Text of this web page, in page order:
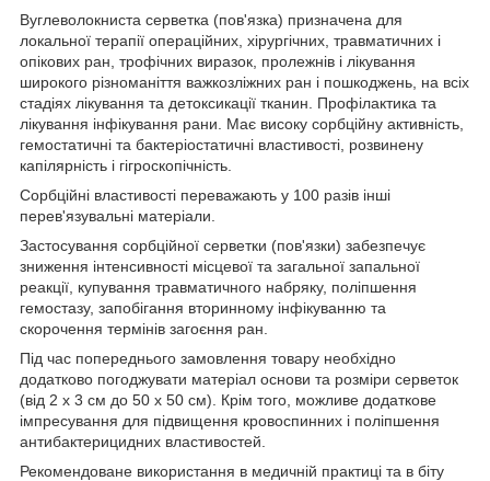
Вуглеволокниста серветка (пов'язка) призначена для
локальної терапії операційних, хірургічних, травматичних і
опікових ран, трофічних виразок, пролежнів і лікування
широкого різноманіття важкозліжних ран і пошкоджень, на всіх
стадіях лікування та детоксикації тканин. Профілактика та
лікування інфікування рани. Має високу сорбційну активність,
гемостатичні та бактеріостатичні властивості, розвинену
капілярність і гігроскопічність.
Сорбційні властивості переважають у 100 разів інші
перев'язувальні матеріали.
Застосування сорбційної серветки (пов'язки) забезпечує
зниження інтенсивності місцевої та загальної запальної
реакції, купування травматичного набряку, поліпшення
гемостазу, запобігання вторинному інфікуванню та
скорочення термінів загоєння ран.
Під час попереднього замовлення товару необхідно
додатково погоджувати матеріал основи та розміри серветок
(від 2 х 3 см до 50 х 50 см). Крім того, можливе додаткове
імпресування для підвищення кровоспинних і поліпшення
антибактерицидних властивостей.
Рекомендоване використання в медичній практиці та в біту